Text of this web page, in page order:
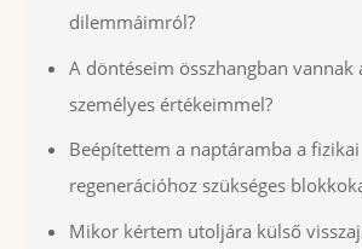
dilemmáimról?
A döntéseim összhangban vannak
személyes értékeimmel?
Beépítettem a naptáramba a fizikai
regenerációhoz szükséges
Mikor kértem utoljára külső